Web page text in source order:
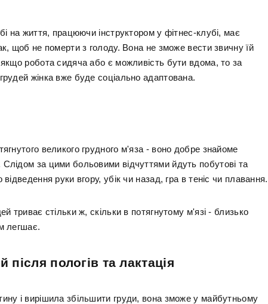
на життя, працюючи інструктором у фітнес-клубі, має
щоб не померти з голоду. Вона не зможе вести звичну їй
робота сидяча або є можливість бути вдома, то за
жінка вже буде соціально адаптована.
великого грудного м'яза - воно добре знайоме
за цими больовими відчуттями йдуть побутові та
руки вгору, убік чи назад, гра в теніс чи плавання.
триває стільки ж, скільки в потягнутому м'язі - близько
легшає.
після пологів та лактація
і вирішила збільшити груди, вона зможе у майбутньому